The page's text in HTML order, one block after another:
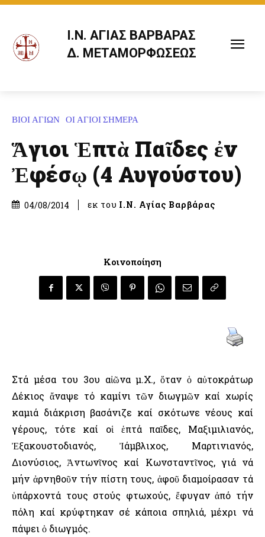
Ι.Ν. ΑΓΙΑΣ ΒΑΡΒΑΡΑΣ
Δ. ΜΕΤΑΜΟΡΦΩΣΕΩΣ
ΒΙΟΙ ΑΓΙΩΝ ΟΙ ΑΓΙΟΙ ΣΗΜΕΡΑ
Ἅγιοι Ἑπτὰ Παῖδες ἐν
Ἐφέσῳ (4 Αυγούστου)
04/08/2014 εκ του Ι.Ν. Αγίας Βαρβάρας
Κοινοποίηση
Στά μέσα του 3ου αἰῶνα μ.Χ., ὅταν ὁ αὐτοκράτωρ
Δέκιος ἄναψε τό καμίνι τῶν διωγμῶν καί χωρίς
καμιά διάκριση βασάνιζε καί σκότωνε νέους καί
γέρους, τότε καί οἱ ἑπτά παῖδες, Μαξιμιλιανός,
Ἐξακουστοδιανός, Ἰάμβλιχος, Μαρτινιανός,
Διονύσιος, Ἀντωνῖνος καί Κωνσταντῖνος, γιά νά
μήν ἀρνηθοῦν τήν πίστη τους, ἀφοῦ διαμοίρασαν τά
ὑπάρχοντά τους στούς φτωχούς, ἔφυγαν ἀπό τήν
πόλη καί κρύφτηκαν σέ κάποια σπηλιά, μέχρι νά
πάψει ὁ διωγμός.